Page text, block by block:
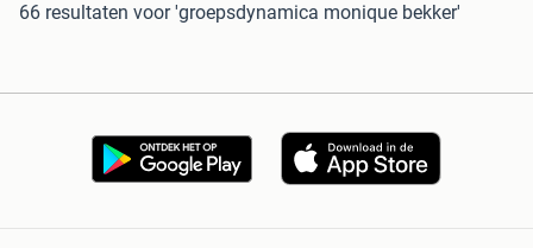
66 resultaten voor 'groepsdynamica monique bekker'